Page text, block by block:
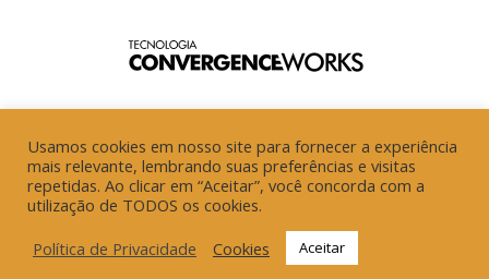
Usamos cookies em nosso site para fornecer a experiência
mais relevante, lembrando suas preferências e visitas
repetidas. Ao clicar em “Aceitar”, você concorda com a
utilização de TODOS os cookies.
Política de Privacidade
Cookies Aceitar